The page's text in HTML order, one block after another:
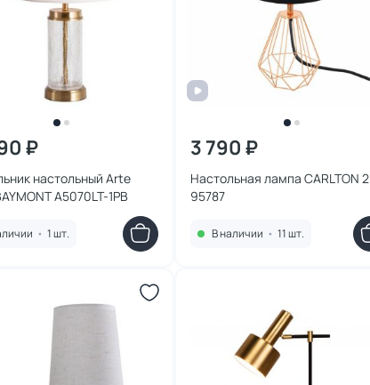
₽
настольный Arte
A5070LT-1PB
• 1 шт.
3 790 ₽
Настольная лампа CARLTON 2
95787
В наличии • 11 шт.